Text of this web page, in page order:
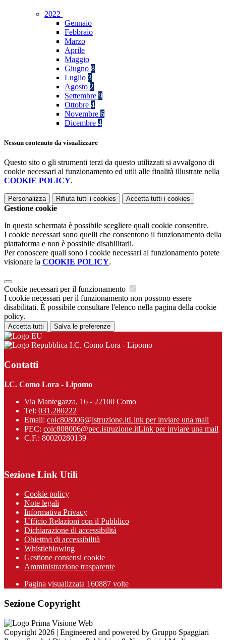
2022
Gennaio
Febbraio
Marzo
Aprile
Maggio
Giugno 8
Luglio 3
Agosto 2
Settembre 9
Ottobre 4
Novembre 6
Dicembre 4
Nessun contenuto da visualizzare
Questo sito o gli strumenti terzi da questo utilizzati si avvalgono di
cookie necessari al funzionamento ed utili alle finalità illustrate nella
COOKIE POLICY.
Personalizza Rifiuta tutti i cookies Accetta tutti i cookies
Gestione cookie
In questa schermata è possibile scegliere quali cookie consentire.
I cookie necessari sono quelli che consentono il funzionamento della
piattaforma e non è possibile disabilitarli.
Per conoscere quali sono i cookie necessari al funzionamento potete
visionare la COOKIE POLICY.
Cookie necessari per il funzionamento
I cookie necessari per il funzionamento non possono essere
disabilitati. È possibile consultare l'elenco nella pagina della cookie
policy.
Accetta tutti Salva le preferenze
I.C. Como Lora - Lipomo
Contatti
I.C. Como Lora - Lipomo
Via Mantegazza, 16 - 22100 Como
Tel: 031.280222
Email: coic808006@istruzione.itLink per inviare una mail
PEC: coic808006@pec.istruzione.itLink per inviare una mail
C.F.: 80020280139
Sezione Link Utili
Cookie policy
Note legali
Informativa Privacy
Ufficio Relazioni con il Pubblico
Dichiarazione di accessibilità
Obiettivi di accessibilità
Whistleblowing
Gestione consensi cookie
Amministrazione trasparente
Pagina visualizzata 160887 volte
Sezione Copyright
Copyright 2026 | Engineered and powered by Gruppo Spaggiari